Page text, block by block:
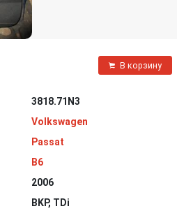
В корзину
3818.71N3
Volkswagen
Passat
B6
2006
BKP, TDi